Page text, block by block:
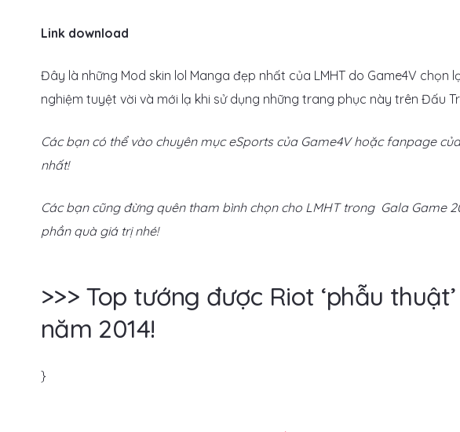
Link download
Đây là những Mod skin lol Manga đẹp nhất của LMHT do Game4V chọn
nghiệm tuyệt vời và mới lạ khi sử dụng những trang phục này trên Đấu
Các bạn có thể vào chuyên mục eSports của Game4V hoặc fanpage
nhất!
Các bạn cũng đừng quên tham bình chọn cho LMHT trong Gala Game
phần quà giá trị nhé!
>>> Top tướng được Riot ‘phẫu
năm 2014!
}